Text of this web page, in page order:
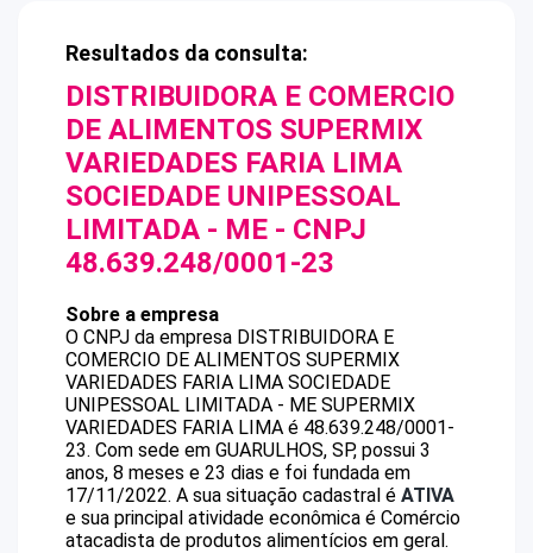
Resultados da consulta:
DISTRIBUIDORA E COMERCIO
DE ALIMENTOS SUPERMIX
VARIEDADES FARIA LIMA
SOCIEDADE UNIPESSOAL
LIMITADA - ME - CNPJ
48.639.248/0001-23
Sobre a empresa
O CNPJ da empresa DISTRIBUIDORA E
COMERCIO DE ALIMENTOS SUPERMIX
VARIEDADES FARIA LIMA SOCIEDADE
UNIPESSOAL LIMITADA - ME SUPERMIX
VARIEDADES FARIA LIMA é 48.639.248/0001-
23. Com sede em GUARULHOS, SP, possui 3
anos, 8 meses e 23 dias e foi fundada em
17/11/2022. A sua situação cadastral é ATIVA
e sua principal atividade econômica é Comércio
atacadista de produtos alimentícios em geral.